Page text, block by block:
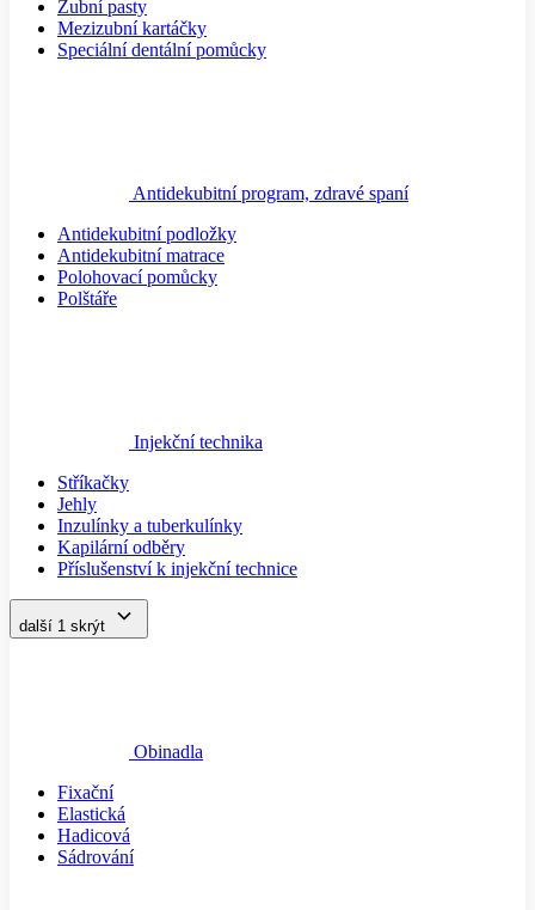
Zubní pasty
Mezizubní kartáčky
Speciální dentální pomůcky
Antidekubitní program, zdravé spaní
Antidekubitní podložky
Antidekubitní matrace
Polohovací pomůcky
Polštáře
Injekční technika
Stříkačky
Jehly
Inzulínky a tuberkulínky
Kapilární odběry
Příslušenství k injekční technice
další 1 skrýt
Obinadla
Fixační
Elastická
Hadicová
Sádrování